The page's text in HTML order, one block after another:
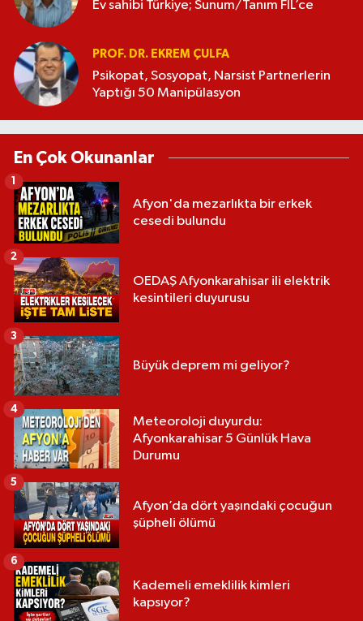
Ev sahibi Türkiye; Sunum/Tanım FİL’ce
PROF. DR. EKREM ÇULFA
Psikopat, Sosyopat, Narsist Partnerlerin
Yaptığı 50 Manipülasyon
En Çok Okunanlar
Afyon'da mezarlıkta bir erkek
cesedi bulundu
1
OEDAŞ Afyonkarahisar ili elektrik
kesintileri duyurusu
2
Büyük deprem mi geliyor?
3
Meteoroloji duyurdu:
Afyonkarahisar 5 Günlük Hava
Durumu
4
Afyon’da dört yaşındaki çocuğun
şüpheli ölümü
5
Kademeli emeklilik kimleri
kapsıyor?
6